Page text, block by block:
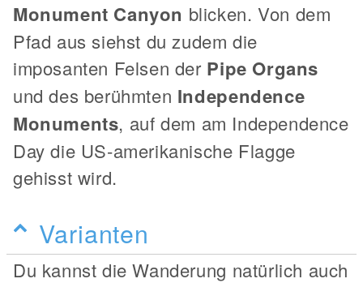
Monument Canyon blicken. Von dem
Pfad aus siehst du zudem die
imposanten Felsen der Pipe Organs
und des berühmten Independence
Monuments, auf dem am Independence
Day die US-amerikanische Flagge
gehisst wird.
Varianten
Du kannst die Wanderung natürlich auch